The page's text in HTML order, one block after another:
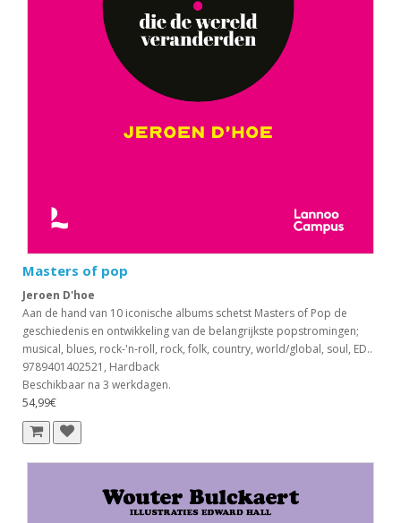
Masters of pop
Jeroen D'hoe
Aan de hand van 10 iconische albums schetst Masters of Pop de
geschiedenis en ontwikkeling van de belangrijkste popstromingen;
musical, blues, rock-'n-roll, rock, folk, country, world/global, soul, ED..
9789401402521, Hardback
Beschikbaar na 3 werkdagen.
54,99€